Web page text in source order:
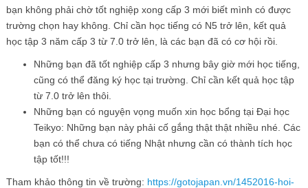
bạn không phải chờ tốt nghiệp xong cấp 3 mới biết mình có được
trường chọn hay không. Chỉ cần học tiếng có N5 trở lên, kết quả
học tập 3 năm cấp 3 từ 7.0 trở lên, là các bạn đã có cơ hội rồi.
Những bạn đã tốt nghiệp cấp 3 nhưng bây giờ mới học tiếng,
cũng có thể đăng ký học tại trường. Chỉ cần kết quả học tập
từ 7.0 trở lên thôi.
Những bạn có nguyện vọng muốn xin học bổng tại Đại học
Teikyo: Những bạn này phải cố gắng thật thật nhiều nhé. Các
bạn có thể chưa có tiếng Nhật nhưng cần có thành tích học
tập tốt!!!
Tham khảo thông tin về trường: https://gotojapan.vn/1452016-hoi-